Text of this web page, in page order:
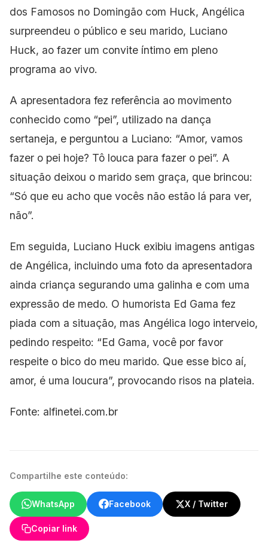
dos Famosos no Domingão com Huck, Angélica
surpreendeu o público e seu marido, Luciano
Huck, ao fazer um convite íntimo em pleno
programa ao vivo.
A apresentadora fez referência ao movimento
conhecido como “pei”, utilizado na dança
sertaneja, e perguntou a Luciano: “Amor, vamos
fazer o pei hoje? Tô louca para fazer o pei”. A
situação deixou o marido sem graça, que brincou:
“Só que eu acho que vocês não estão lá para ver,
não”.
Em seguida, Luciano Huck exibiu imagens antigas
de Angélica, incluindo uma foto da apresentadora
ainda criança segurando uma galinha e com uma
expressão de medo. O humorista Ed Gama fez
piada com a situação, mas Angélica logo interveio,
pedindo respeito: “Ed Gama, você por favor
respeite o bico do meu marido. Que esse bico aí,
amor, é uma loucura”, provocando risos na plateia.
Fonte: alfinetei.com.br
Compartilhe este conteúdo:
WhatsApp Facebook X / Twitter
Copiar link